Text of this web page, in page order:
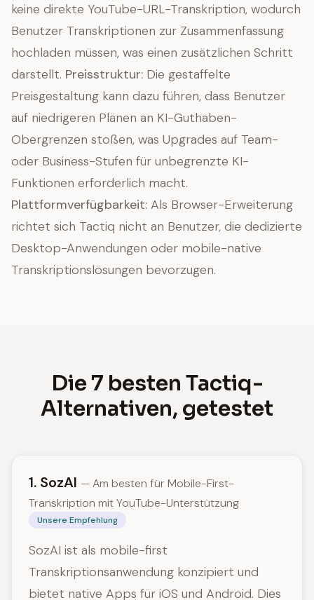
keine direkte YouTube-URL-Transkription, wodurch
Benutzer Transkriptionen zur Zusammenfassung
hochladen müssen, was einen zusätzlichen Schritt
darstellt. Preisstruktur: Die gestaffelte
Preisgestaltung kann dazu führen, dass Benutzer
auf niedrigeren Plänen an KI-Guthaben-
Obergrenzen stoßen, was Upgrades auf Team-
oder Business-Stufen für unbegrenzte KI-
Funktionen erforderlich macht.
Plattformverfügbarkeit: Als Browser-Erweiterung
richtet sich Tactiq nicht an Benutzer, die dedizierte
Desktop-Anwendungen oder mobile-native
Transkriptionslösungen bevorzugen.
Die 7 besten Tactiq-
Alternativen, getestet
1. SozAI — Am besten für Mobile-First-
Transkription mit YouTube-Unterstützung
Unsere Empfehlung
SozAI ist als mobile-first
Transkriptionsanwendung konzipiert und
bietet native Apps für iOS und Android. Dies